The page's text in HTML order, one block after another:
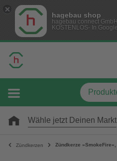
hagebau shop
hagebau connect
KOSTENLOS- In
Wähle jetzt Deinen Markt
Zündkerzen Zündkerze